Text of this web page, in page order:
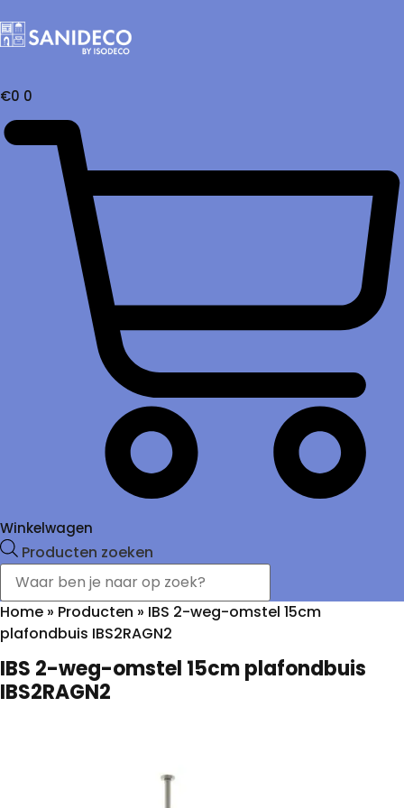
€0 0
Winkelwagen
Producten zoeken
Home » Producten » IBS 2-weg-omstel 15cm
plafondbuis IBS2RAGN2
IBS 2-weg-omstel 15cm plafondbuis
IBS2RAGN2